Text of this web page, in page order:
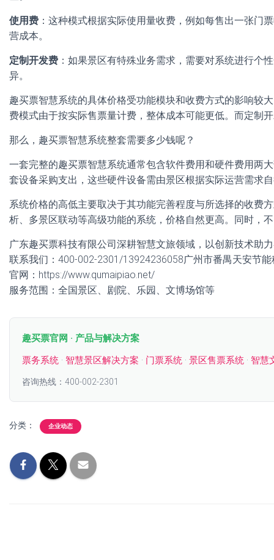
使用费 ：这种模式根据实际使用量收费，例如每售出一张门
营成本。
定制开发费 ：如果景区有特殊业务需求，需要对系统进行个
异。
趣买票智慧系统的具体价格受功能模块和收费方式的影响较
费模式由于按实际售票量计费，整体成本可能更低。而定制
那么，趣买票智慧系统整套需要多少钱呢？
一套完整的趣买票智慧系统通常包含软件费用和硬件费用两
套设备采购支出，这些硬件设备需由景区根据实际运营需求
系统价格的高低主要取决于其功能完善程度与所选择的收费
析、多景区联动等高级功能的系统，价格自然更高。同时，
广东趣买票科技有限公司深耕智慧文旅领域，以创新技术助
联系我们：400-002-2301/13924236058广州市番禺天安节
官网：https://www.qumaipiao.net/
服务范围：全国景区、剧院、乐园、文博场馆等
趣买票官网 · 产品与解决方案
票务系统 · 智慧景区解决方案 · 门票系统 · 景区售票系统 · 智慧
咨询热线：400-002-2301
分类： 企业动态